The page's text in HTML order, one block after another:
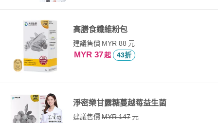
高膳食纖維粉包
建議售價MYR 88元
MYR 37起 43折
淨密樂甘露糖蔓越莓益生菌
建議售價MYR 147元